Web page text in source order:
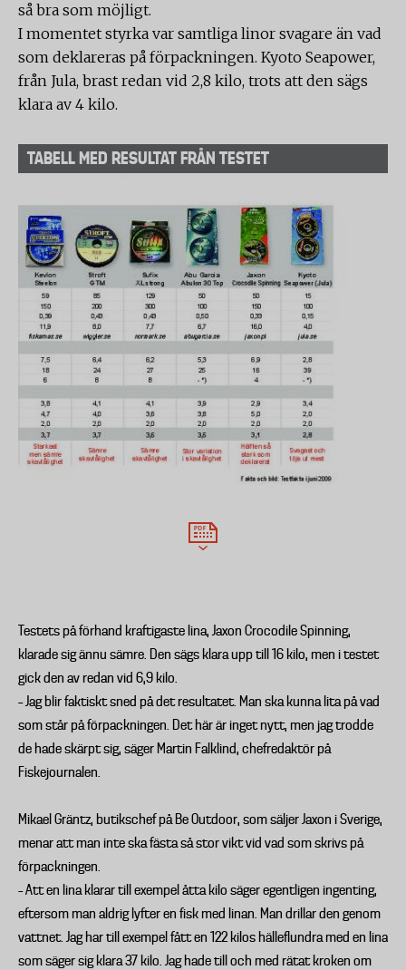
så bra som möjligt.
I momentet styrka var samtliga linor svagare än vad
som deklareras på förpackningen. Kyoto Seapower,
från Jula, brast redan vid 2,8 kilo, trots att den sägs
klara av 4 kilo.
TABELL MED RESULTAT FRÅN TESTET
Testets på förhand kraftigaste lina, Jaxon Crocodile Spinning,
klarade sig ännu sämre. Den sägs klara upp till 16 kilo, men i testet
gick den av redan vid 6,9 kilo.
– Jag blir faktiskt sned på det resultatet. Man ska kunna lita på vad
som står på förpackningen. Det här är inget nytt, men jag trodde
de hade skärpt sig, säger Martin Falklind, chefredaktör på
Fiskejournalen.
Mikael Gräntz, butikschef på Be Outdoor, som säljer Jaxon i Sverige,
menar att man inte ska fästa så stor vikt vid vad som skrivs på
förpackningen.
– Att en lina klarar till exempel åtta kilo säger egentligen ingenting,
eftersom man aldrig lyfter en fisk med linan. Man drillar den genom
vattnet. Jag har till exempel fått en 122 kilos hälleflundra med en lina
som säger sig klara 37 kilo. Jag hade till och med rätat kroken om